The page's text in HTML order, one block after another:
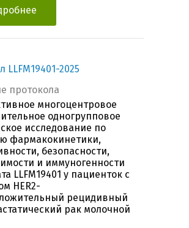
LLFM19401-2025
протокола
многоцентровое
одногрупповое
исследование по
фармакокинетики,
безопасности,
и иммуногенности
LLFM19401 у пациенток с
HER2-
рецидивный
рак молочной